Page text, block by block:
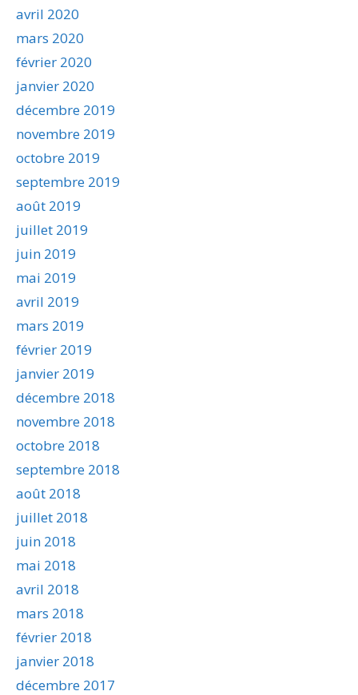
avril 2020
mars 2020
février 2020
janvier 2020
décembre 2019
novembre 2019
octobre 2019
septembre 2019
août 2019
juillet 2019
juin 2019
mai 2019
avril 2019
mars 2019
février 2019
janvier 2019
décembre 2018
novembre 2018
octobre 2018
septembre 2018
août 2018
juillet 2018
juin 2018
mai 2018
avril 2018
mars 2018
février 2018
janvier 2018
décembre 2017